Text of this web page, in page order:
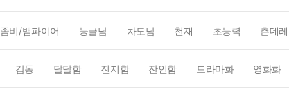
좀비/뱀파이어 능글남 차도남 천재 초능력 츤데레
감동 달달함 진지함 잔인함 드라마화 영화화